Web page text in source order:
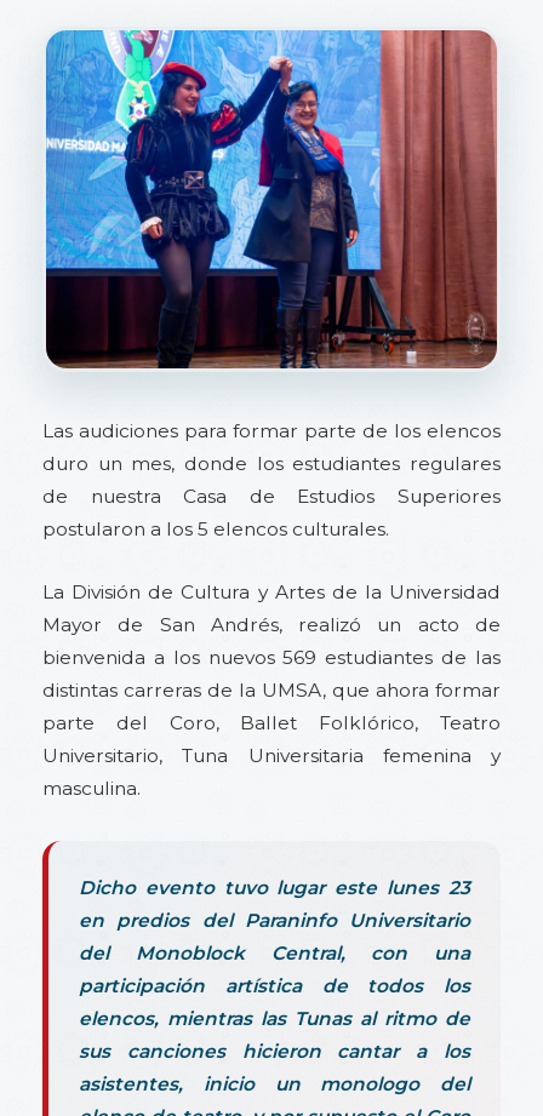
Las audiciones para formar parte de los elencos
duro un mes, donde los estudiantes regulares
de nuestra Casa de Estudios Superiores
postularon a los 5 elencos culturales.
La División de Cultura y Artes de la Universidad
Mayor de San Andrés, realizó un acto de
bienvenida a los nuevos 569 estudiantes de las
distintas carreras de la UMSA, que ahora formar
parte del Coro, Ballet Folklórico, Teatro
Universitario, Tuna Universitaria femenina y
masculina.
Dicho evento tuvo lugar este lunes 23
en predios del Paraninfo Universitario
del Monoblock Central, con una
participación artística de todos los
elencos, mientras las Tunas al ritmo de
sus canciones hicieron cantar a los
asistentes, inicio un monologo del